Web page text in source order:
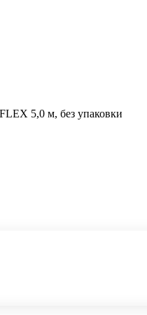
5,0 м, без упаковки